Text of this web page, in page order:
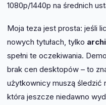
1080p/1440p na średnich
Moja teza jest prosta: jeśli
nowych tytułach, tylko
spełni te oczekiwania.
brak cen desktopów – to
użytkownicy muszą śledzić
która jeszcze niedawno